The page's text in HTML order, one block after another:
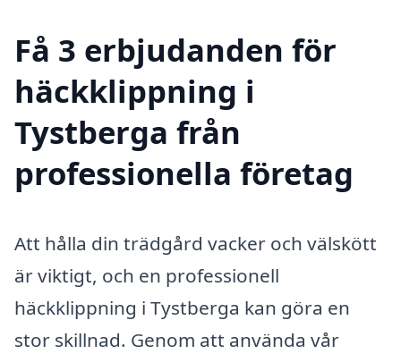
Få 3 erbjudanden för
häckklippning i
Tystberga från
professionella företag
Att hålla din trädgård vacker och välskött
är viktigt, och en professionell
häckklippning i Tystberga kan göra en
stor skillnad. Genom att använda vår